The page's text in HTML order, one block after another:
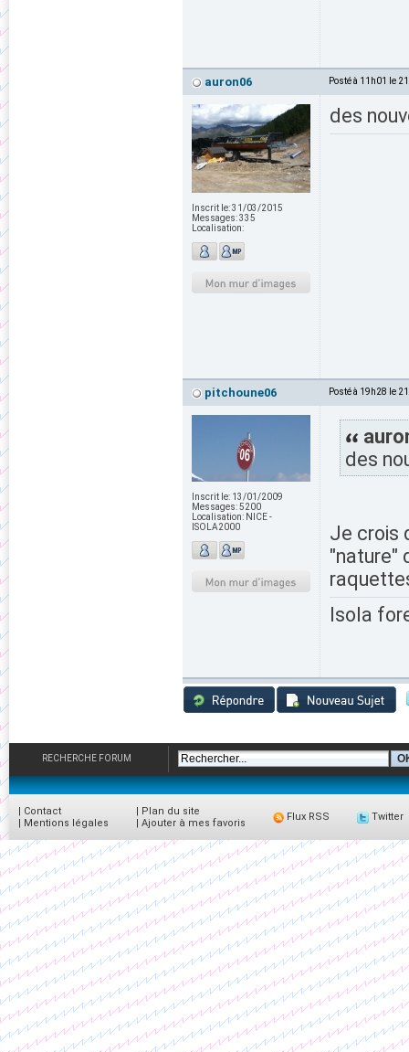
auron06 Posté à 11h01 le
Inscrit le:31/03/2015
Messages:335
Localisation:
des
pitchoune06 Posté à 19h28 le
Inscrit le: 13/01/2009
Messages:5200
Localisation: NICE -
ISOLA2000
des
Je crois
"nature"
Isola
RECHERCHE FORUM
| Contact
| Mentions légales
| Plan du site
| Ajouter à mes favoris
Flux RSS Twitter